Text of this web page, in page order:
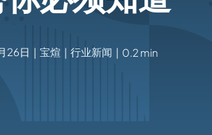
26日 | 宝煊 | 行业新闻 | 0.2 min